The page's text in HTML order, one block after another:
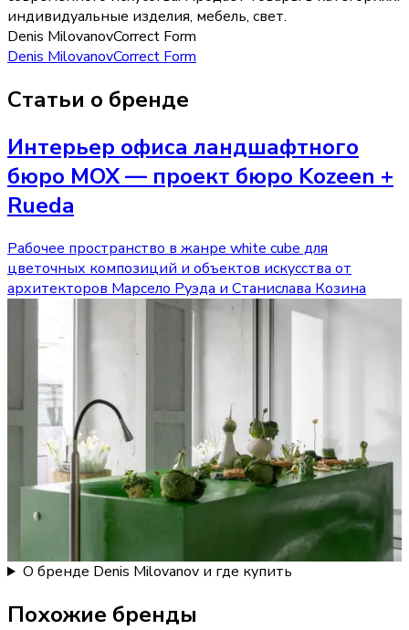
индивидуальные изделия, мебель, свет.
Denis MilovanovCorrect Form
Denis MilovanovCorrect Form
Статьи о бренде
Интерьер офиса ландшафтного
бюро МОХ — проект бюро Kozeen +
Rueda
Рабочее пространство в жанре white cube для
цветочных композиций и объектов искусства от
архитекторов Марсело Руэда и Станислава Козина
О бренде Denis Milovanov и где купить
Похожие бренды